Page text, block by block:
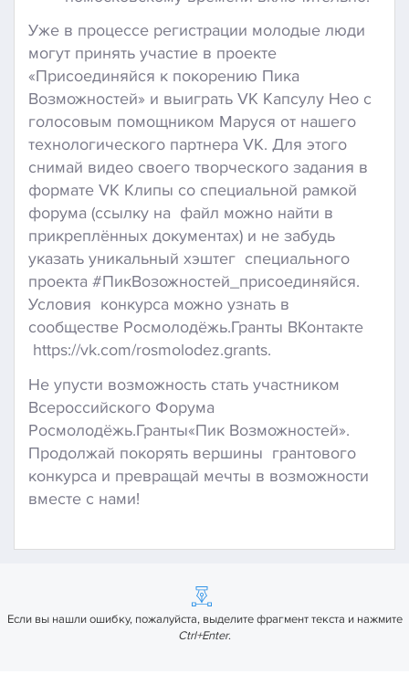
Уже в процессе регистрации молодые люди
могут принять участие в проекте
«Присоединяйся к покорению Пика
Возможностей» и выиграть VK Капсулу Нео с
голосовым помощником Маруся от нашего
технологического партнера VK. Для этого
снимай видео своего творческого задания в
формате VK Клипы со специальной рамкой
форума (ссылку на файл можно найти в
прикреплённых документах) и не забудь
указать уникальный хэштег специального
проекта #ПикВозожностей_присоединяйся.
Условия конкурса можно узнать в
сообществе Росмолодёжь.Гранты ВКонтакте
https://vk.com/rosmolodez.grants.
Не упусти возможность стать участником
Всероссийского Форума
Росмолодёжь.Гранты«Пик Возможностей».
Продолжай покорять вершины грантового
конкурса и превращай мечты в возможности
вместе с нами!
Если вы нашли ошибку, пожалуйста, выделите фрагмент текста и нажмите
Ctrl+Enter.